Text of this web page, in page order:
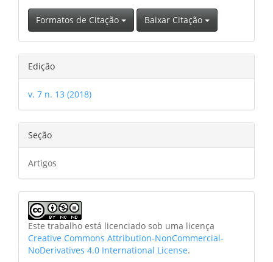
Formatos de Citação Baixar Citação
Edição
v. 7 n. 13 (2018)
Seção
Artigos
Este trabalho está licenciado sob uma licença
Creative Commons Attribution-NonCommercial-
NoDerivatives 4.0 International License.